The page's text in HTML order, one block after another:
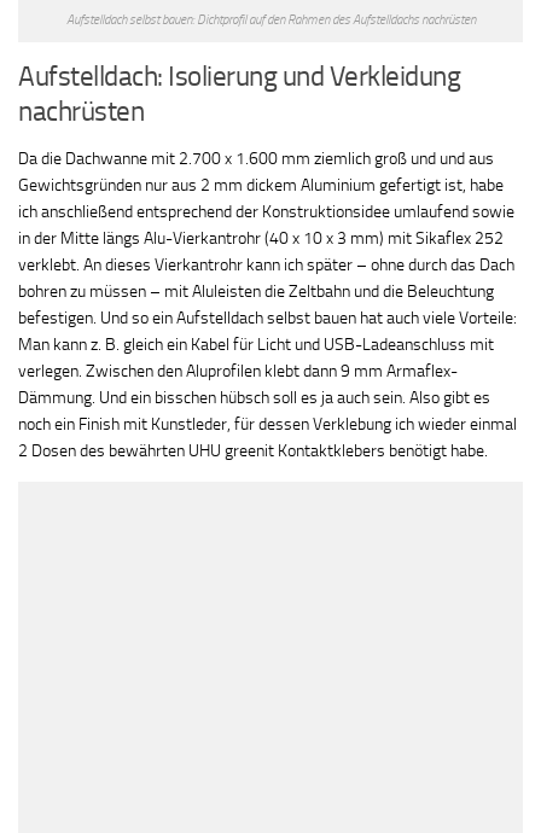
Aufstelldach selbst bauen: Dichtprofil auf den Rahmen des Aufstelldachs nachrüsten
Aufstelldach: Isolierung und Verkleidung
nachrüsten
Da die Dachwanne mit 2.700 x 1.600 mm ziemlich groß und und aus
Gewichtsgründen nur aus 2 mm dickem Aluminium gefertigt ist, habe
ich anschließend entsprechend der Konstruktionsidee umlaufend sowie
in der Mitte längs Alu-Vierkantrohr (40 x 10 x 3 mm) mit Sikaflex 252
verklebt. An dieses Vierkantrohr kann ich später – ohne durch das Dach
bohren zu müssen – mit Aluleisten die Zeltbahn und die Beleuchtung
befestigen. Und so ein Aufstelldach selbst bauen hat auch viele Vorteile:
Man kann z. B. gleich ein Kabel für Licht und USB-Ladeanschluss mit
verlegen. Zwischen den Aluprofilen klebt dann 9 mm Armaflex-
Dämmung. Und ein bisschen hübsch soll es ja auch sein. Also gibt es
noch ein Finish mit Kunstleder, für dessen Verklebung ich wieder einmal
2 Dosen des bewährten UHU greenit Kontaktklebers benötigt habe.